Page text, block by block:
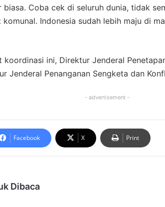
Coba cek di seluruh dunia, tidak
Indonesia sudah lebih maju di
ini, Direktur Jenderal
Jenderal Penanganan Sengketa dan
- advertisement -
Facebook X Print
Dibaca